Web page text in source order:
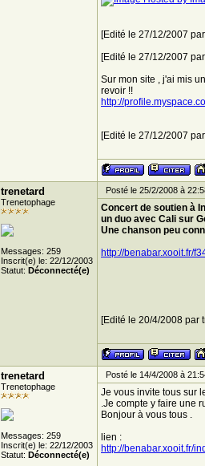
[Edité le 27/12/2007
[Edité le 27/12/2007
Sur mon site , j'ai mis
revoir !!
http://
[Edité le 27/12/2007
trenetard
Trenetophage
Messages: 259
Inscrit(e) le: 22/12/2003
Statut: Déconnecté(e)
Posté le 25/2/2008 à
Concert de soutien à
un duo avec Cali sur
Une chanson peu
http://benabar.xooit.fr/
[Edité le 20/4/2008 par
trenetard
Trenetophage
Messages: 259
Inscrit(e) le: 22/12/2003
Statut: Déconnecté(e)
Posté le 14/4/2008 à
Je vous invite tous sur
.Je compte y faire une
Bonjour à vous tous .
lien :
http://benabar.xooit.fr/